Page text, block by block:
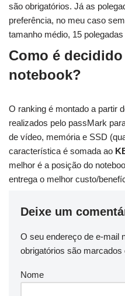
são obrigatórios. Já as
preferência, no meu caso
tamanho médio, 15
Como é
notebook?
O ranking é montado a partir
realizados pelo passMark
de vídeo, memória e SSD
característica é somada ao
melhor é a posição do
entrega o melhor custo/
Deixe um
O seu endereço de e-mail
obrigatórios são marcados
Nome